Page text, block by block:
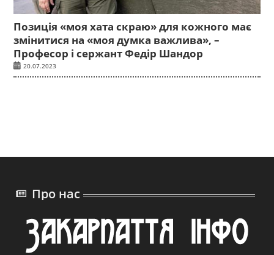
Позиція «моя хата скраю» для кожного має
змінитися на «моя думка важлива», –
Професор і сержант Федір Шандор
20.07.2023
Про нас